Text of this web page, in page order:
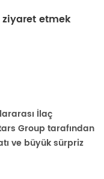
etmek
İlaç
Group tarafından
ve büyük sürpriz